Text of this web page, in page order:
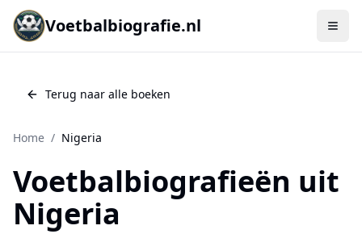
Voetbalbiografie.nl
Terug naar alle boeken
Home / Nigeria
Voetbalbiografieën uit
Nigeria